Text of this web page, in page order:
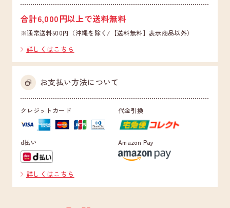
合計6,000円以上で送料無料
※通常送料500円（沖縄を除く/【送料無料】表示商品以外）
詳しくはこちら
お支払い方法について
クレジットカード 代金引換
d払い Amazon Pay
詳しくはこちら